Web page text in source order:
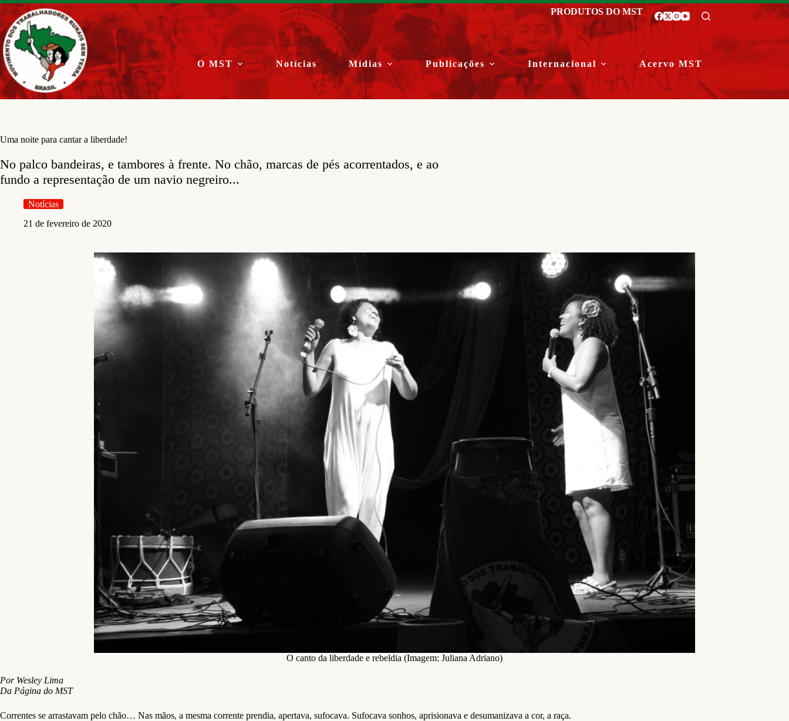
Pular
para
o
conteúdo
PRODUTOS DO MST
O MST Notícias Mídias Publicações Internacional Acervo MST
Uma noite para cantar a liberdade!
No palco bandeiras, e tambores à frente. No chão, marcas de pés acorrentados, e ao
fundo a representação de um navio negreiro...
Notícias
21 de fevereiro de 2020
O canto da liberdade e rebeldia (Imagem: Juliana Adriano)
Por Wesley Lima
Da Página do MST
Correntes se arrastavam pelo chão… Nas mãos, a mesma corrente prendia, apertava, sufocava. Sufocava sonhos, aprisionava e desumanizava a cor, a raça.